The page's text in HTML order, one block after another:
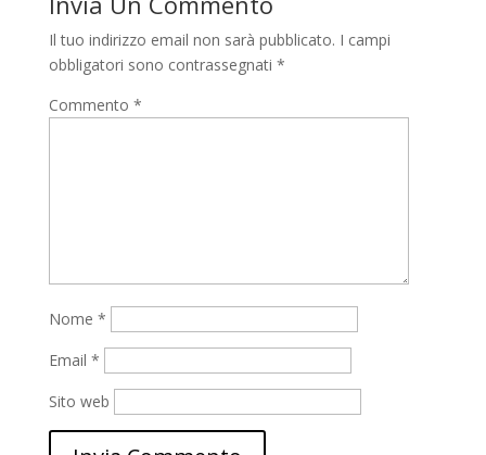
Il tuo indirizzo email non sarà pubblicato. I campi
obbligatori sono contrassegnati *
Commento *
Nome *
Email *
Sito web